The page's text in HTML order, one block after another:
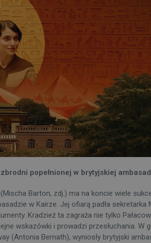
popełnionej w brytyjskiej
Barton, zdj.) ma na koncie wiele
w Kairze. Jej ofiarą padła
Kradzież ta zagraża nie tylko
wskazówki i prowadzi przesłuchania.
(Antonia Bernath), wyniosły brytyjski